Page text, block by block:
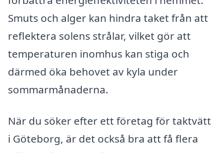
Smuts och alger kan hindra taket från att
reflektera solens strålar, vilket gör att
temperaturen inomhus kan stiga och
därmed öka behovet av kyla under
sommarmånaderna.
När du söker efter ett företag för taktvätt
i Göteborg, är det också bra att få flera